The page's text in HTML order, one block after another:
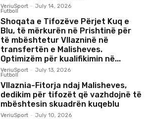
VeriuSport - July 14, 2026
Futboll
Shoqata e Tifozëve Përjet Kuq e
Blu, të mërkurën në Prishtinë për
të mbështetur Vllazninë në
transfertën e Malisheves.
Optimizëm për kualifikimin në...
VeriuSport - July 13, 2026
Futboll
Vllaznia-Fitorja ndaj Malisheves,
dedikim për tifozët që vazhdojnë të
mbështesin skuadrën kuqeblu
VeriuSport - July 10, 2026